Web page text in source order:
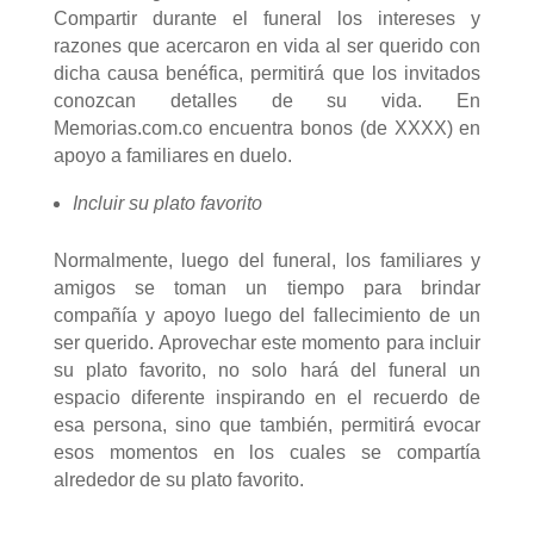
Compartir durante el funeral los intereses y
razones que acercaron en vida al ser querido con
dicha causa benéfica, permitirá que los invitados
conozcan detalles de su vida. En
Memorias.com.co encuentra bonos (de XXXX) en
apoyo a familiares en duelo.
Incluir su plato favorito
Normalmente, luego del funeral, los familiares y
amigos se toman un tiempo para brindar
compañía y apoyo luego del fallecimiento de un
ser querido. Aprovechar este momento para incluir
su plato favorito, no solo hará del funeral un
espacio diferente inspirando en el recuerdo de
esa persona, sino que también, permitirá evocar
esos momentos en los cuales se compartía
alrededor de su plato favorito.